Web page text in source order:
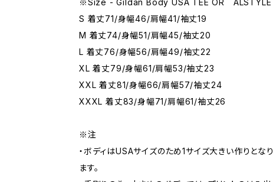
※Size - Gildan Body USA TEE OR ALSTYLE
S 着丈71/身幅46/肩幅41/袖丈19
M 着丈74/身幅51/肩幅45/袖丈20
L 着丈76/身幅56/肩幅49/袖丈22
XL 着丈79/身幅61/肩幅53/袖丈23
XXL 着丈81/身幅66/肩幅57/袖丈24
XXXL 着丈83/身幅71/肩幅61/袖丈26
※注
・ボディはUSAサイズのため1サイズ大きい作りとなり
ます。